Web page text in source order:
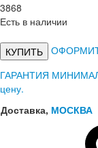
3868
Есть в наличии
КУПИТЬ
ГАРАНТИЯ
цену.
Доставка, МОСКВА